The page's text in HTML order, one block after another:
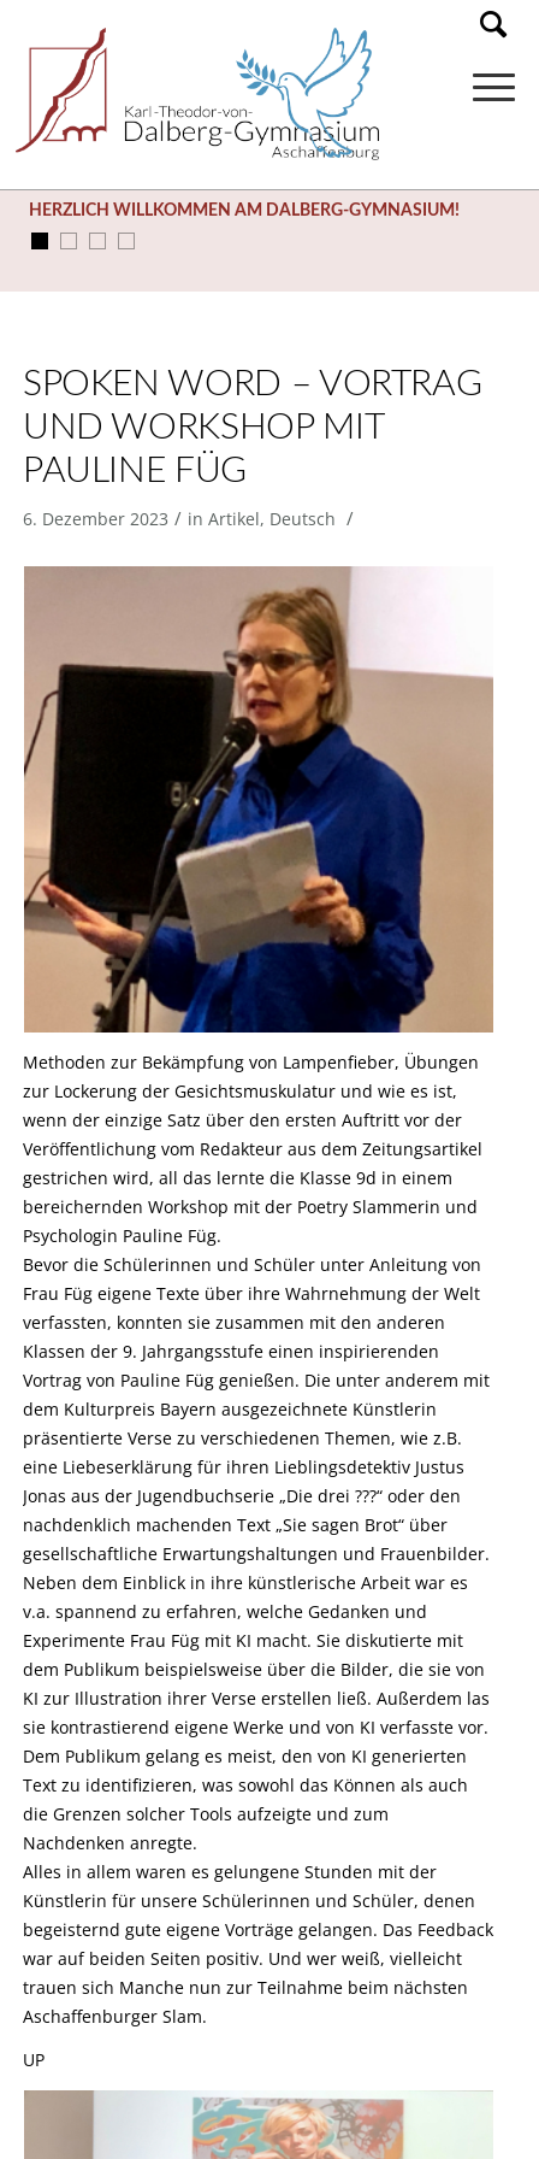
HERZLICH WILLKOMMEN AM DALBERG-GYMNASIUM!
SPOKEN WORD – VORTRAG
UND WORKSHOP MIT
PAULINE FÜG
6. Dezember 2023 / in Artikel, Deutsch /
Methoden zur Bekämpfung von Lampenfieber, Übungen
zur Lockerung der Gesichtsmuskulatur und wie es ist,
wenn der einzige Satz über den ersten Auftritt vor der
Veröffentlichung vom Redakteur aus dem Zeitungsartikel
gestrichen wird, all das lernte die Klasse 9d in einem
bereichernden Workshop mit der Poetry Slammerin und
Psychologin Pauline Füg.
Bevor die Schülerinnen und Schüler unter Anleitung von
Frau Füg eigene Texte über ihre Wahrnehmung der Welt
verfassten, konnten sie zusammen mit den anderen
Klassen der 9. Jahrgangsstufe einen inspirierenden
Vortrag von Pauline Füg genießen. Die unter anderem mit
dem Kulturpreis Bayern ausgezeichnete Künstlerin
präsentierte Verse zu verschiedenen Themen, wie z.B.
eine Liebeserklärung für ihren Lieblingsdetektiv Justus
Jonas aus der Jugendbuchserie „Die drei ???“ oder den
nachdenklich machenden Text „Sie sagen Brot“ über
gesellschaftliche Erwartungshaltungen und Frauenbilder.
Neben dem Einblick in ihre künstlerische Arbeit war es
v.a. spannend zu erfahren, welche Gedanken und
Experimente Frau Füg mit KI macht. Sie diskutierte mit
dem Publikum beispielsweise über die Bilder, die sie von
KI zur Illustration ihrer Verse erstellen ließ. Außerdem las
sie kontrastierend eigene Werke und von KI verfasste vor.
Dem Publikum gelang es meist, den von KI generierten
Text zu identifizieren, was sowohl das Können als auch
die Grenzen solcher Tools aufzeigte und zum
Nachdenken anregte.
Alles in allem waren es gelungene Stunden mit der
Künstlerin für unsere Schülerinnen und Schüler, denen
begeisternd gute eigene Vorträge gelangen. Das Feedback
war auf beiden Seiten positiv. Und wer weiß, vielleicht
trauen sich Manche nun zur Teilnahme beim nächsten
Aschaffenburger Slam.
UP